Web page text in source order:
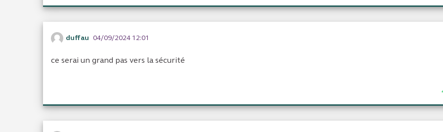
duffau 04/09/2024 12:01
ce serai un grand pas vers la sécurité